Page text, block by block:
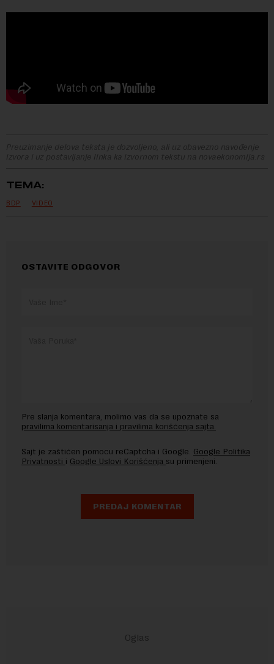
Preuzimanje delova teksta je dozvoljeno, ali uz obavezno navođenje
izvora i uz postavljanje linka ka izvornom tekstu na novaekonomija.rs
TEMA:
BDP VIDEO
OSTAVITE ODGOVOR
Pre slanja komentara, molimo vas da se upoznate sa
pravilima komentarisanja i pravilima korišćenja sajta.
Sajt je zaštićen pomocu reCaptcha i Google. Google Politika
Privatnosti i Google Uslovi Korišćenja su primenjeni.